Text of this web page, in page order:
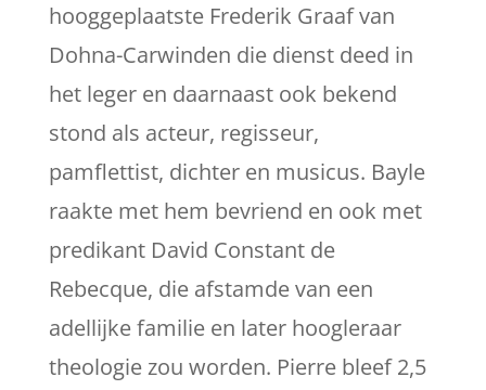
hooggeplaatste Frederik Graaf van
Dohna-Carwinden die dienst deed in
het leger en daarnaast ook bekend
stond als acteur, regisseur,
pamflettist, dichter en musicus. Bayle
raakte met hem bevriend en ook met
predikant David Constant de
Rebecque, die afstamde van een
adellijke familie en later hoogleraar
theologie zou worden. Pierre bleef 2,5